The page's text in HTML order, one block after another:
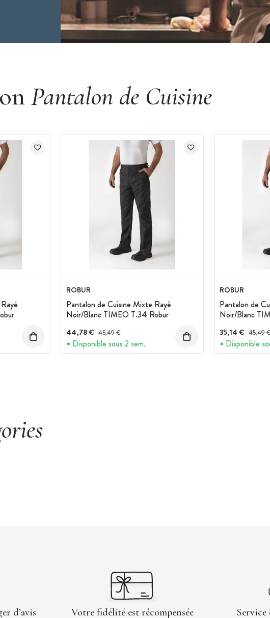
Pantalon de Cuisine
ROBUR
Pantalon de Cuisine Mixte Rayé
Noir/Blanc TIMEO T.34 Robur
44,78 € Prix avant réduction :
45,49 €
Disponible sous 2 sem.
ROBUR
Pantalon de
Noir/Blanc
35,14 € Prix
45,49
Disponible
d’avis Votre fidélité est récompensée